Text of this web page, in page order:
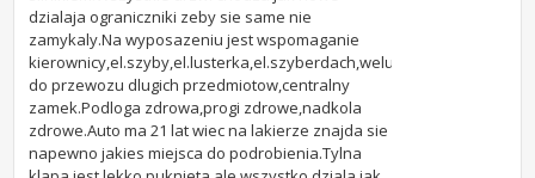
dzialaja ograniczniki zeby sie same nie
zamykaly.Na wyposazeniu jest wspomaganie
do przewozu dlugich przedmiotow,centralny
zamek.Podloga zdrowa,progi zdrowe,nadkola
zdrowe.Auto ma 21 lat wiec na lakierze znajda sie
napewno jakies miejsca do podrobienia.Tylna